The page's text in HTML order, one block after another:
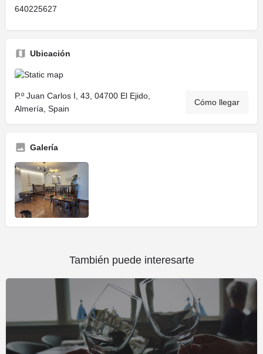
640225627
Ubicación
P.º Juan Carlos I, 43, 04700 El Ejido,
Almería, Spain
Cómo llegar
Galería
También puede interesarte